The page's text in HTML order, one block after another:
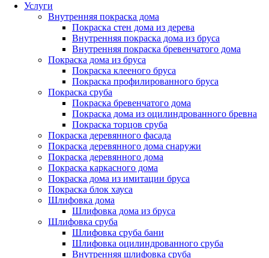
Услуги
Внутренняя покраска дома
Покраска стен дома из дерева
Внутренняя покраска дома из бруса
Внутренняя покраска бревенчатого дома
Покраска дома из бруса
Покраска клееного бруса
Покраска профилированного бруса
Покраска сруба
Покраска бревенчатого дома
Покраска дома из оцилиндрованного бревна
Покраска торцов сруба
Покраска деревянного фасада
Покраска деревянного дома снаружи
Покраска деревянного дома
Покраска каркасного дома
Покраска дома из имитации бруса
Покраска блок хауса
Шлифовка дома
Шлифовка дома из бруса
Шлифовка сруба
Шлифовка сруба бани
Шлифовка оцилиндрованного сруба
Внутренняя шлифовка сруба